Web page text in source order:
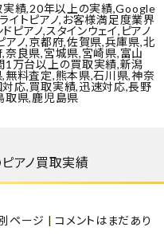
実績,20年以上の実績,Google
イトピアノ, お客様満足度業界
ドピアノ,スタインウェイ, ピアノ
アノ,京都府,佐賀県,兵庫県,北
,奈良県,宮城県,宮崎県,富山
1万台以上の買取実績,新潟
,無料査定,熊本県,石川県,神奈
対応,買取実績,迅速対応,長野
取県,鹿児島県
アノ買取実績
ページ |コメントはまだあり